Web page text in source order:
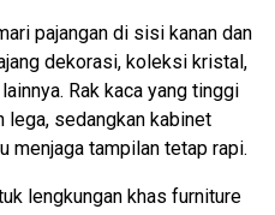
pajangan di sisi kanan dan
dekorasi, koleksi kristal,
Rak kaca yang tinggi
lega, sedangkan kabinet
menjaga tampilan tetap rapi.
lengkungan khas furniture